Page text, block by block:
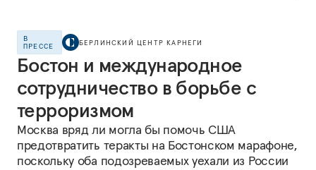
В
ПРЕССЕ
БЕРЛИНСКИЙ ЦЕНТР КАРНЕГИ
Бостон и международное
сотрудничество в борьбе с
терроризмом
Москва вряд ли могла бы помочь США
предотвратить теракты на Бостонском марафоне,
поскольку оба подозреваемых уехали из России